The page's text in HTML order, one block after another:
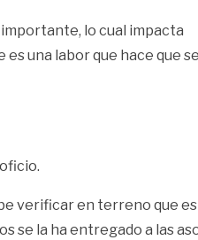
lo cual impacta
una labor que hace que
verificar en terreno que
se la ha entregado a las